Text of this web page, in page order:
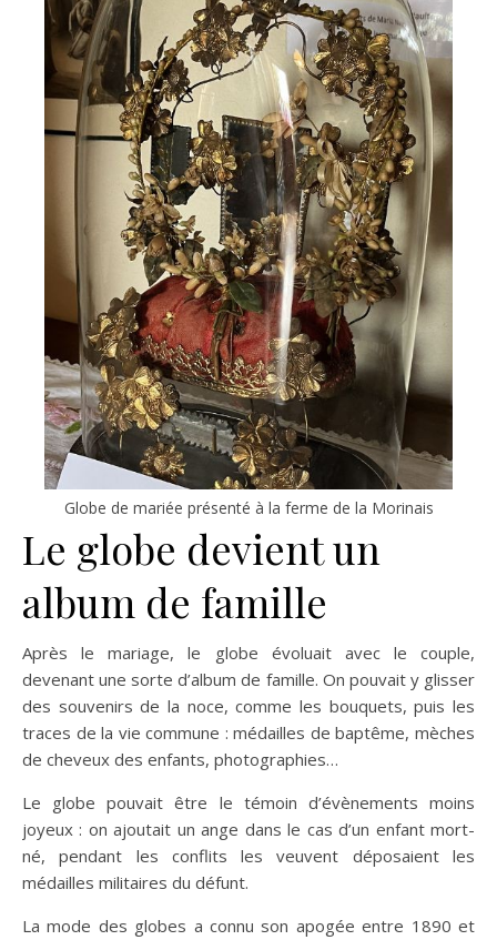
Globe de mariée présenté à la ferme de la Morinais
Le globe devient un
album de famille
Après le mariage, le globe évoluait avec le couple,
devenant une sorte d’album de famille. On pouvait y glisser
des souvenirs de la noce, comme les bouquets, puis les
traces de la vie commune : médailles de baptême, mèches
de cheveux des enfants, photographies…
Le globe pouvait être le témoin d’évènements moins
joyeux : on ajoutait un ange dans le cas d’un enfant mort-
né, pendant les conflits les veuvent déposaient les
médailles militaires du défunt.
La mode des globes a connu son apogée entre 1890 et